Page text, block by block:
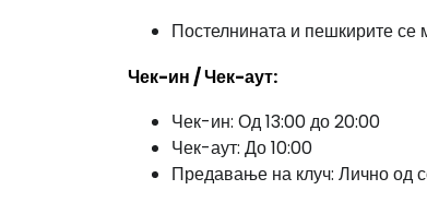
Постелнината и пешкирите се
Чек-ин / Чек-аут:
Чек-ин: Од 13:00 до 20:00
Чек-аут: До 10:00
Предавање на клуч: Лично од